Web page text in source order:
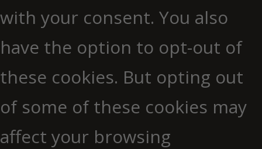
with your consent. You also
have the option to opt-out of
these cookies. But opting out
of some of these cookies may
affect your browsing